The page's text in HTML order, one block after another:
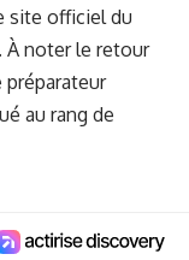
site officiel du
À noter le retour
au rang de